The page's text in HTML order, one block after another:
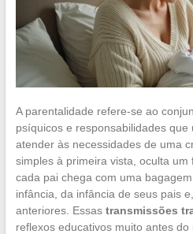
A parentalidade refere-se ao
psíquicos e responsabilidades que
atender às necessidades de uma
simples à primeira vista, oculta
cada pai chega com uma
infância, da infância de seus pais
anteriores. Essas transmissões
reflexos educativos muito antes do